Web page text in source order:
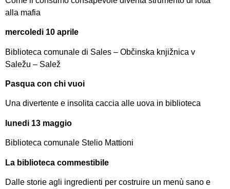
alla mafia
mercoledi 10 aprile
Biblioteca comunale di Sales – Občinska knjižnica v
Saležu – Salež
Pasqua con chi vuoi
Una divertente e insolita caccia alle uova in biblioteca
lunedi 13 maggio
Biblioteca comunale Stelio Mattioni
La biblioteca commestibile
Dalle storie agli ingredienti per costruire un menù sano e